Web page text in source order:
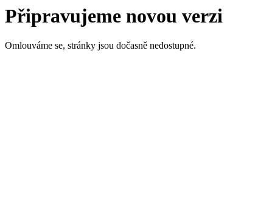
Připravujeme novou verzi
Omlouváme se, stránky jsou dočasně nedostupné.